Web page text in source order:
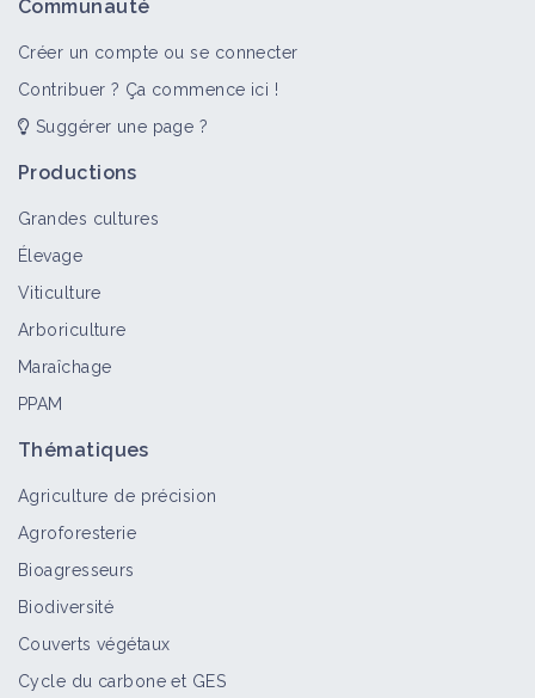
Communauté
Créer un compte ou se connecter
Contribuer ? Ça commence ici !
Suggérer une page ?
Productions
Grandes cultures
Élevage
Viticulture
Arboriculture
Maraîchage
PPAM
Thématiques
Agriculture de précision
Agroforesterie
Bioagresseurs
Biodiversité
Couverts végétaux
Cycle du carbone et GES